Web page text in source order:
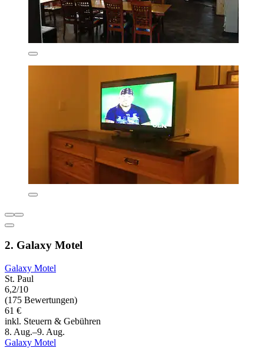
2. Galaxy Motel
Galaxy Motel
St. Paul
6,2/10
(175 Bewertungen)
61 €
inkl. Steuern & Gebühren
8. Aug.–9. Aug.
Galaxy Motel